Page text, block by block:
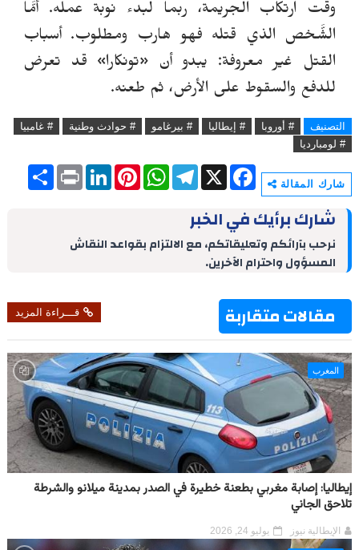
وقت ارتكاب الجريمة، ربما لبدء نوبة عمله. أمَّا
الشَّخص الذي قتله فهو هارب ومطلوب. أسباب
القتل غير معروفة: يبدو أن «تونكارا» قد تعرض
للدفع والسقوط على الأرض، ثم طعنه.
التصنيف # أوروبا # إيطاليا # بيرغامو # حوادث وطنية
# غامبيا
# لومبارديا
شارك المقالة
S
h
P
r
L
I
P
e
W
h
p
T
e
g
a
X
F
a
b
o
k
شارك برأيك في الخبر
نرحب بآرائكم وتعليقاتكم، مع الالتزام بقواعد النقاش
المسؤول واحترام الآخرين.
مقالات متقاربة قـــراءة المزيد
المغرب
إيطاليا: إصابة مغربي بطعنة خطيرة في الصدر بمدينة ميلانو والشرطة
تلاحق الجاني
الإيطالية نيوز يوليو 24, 2026